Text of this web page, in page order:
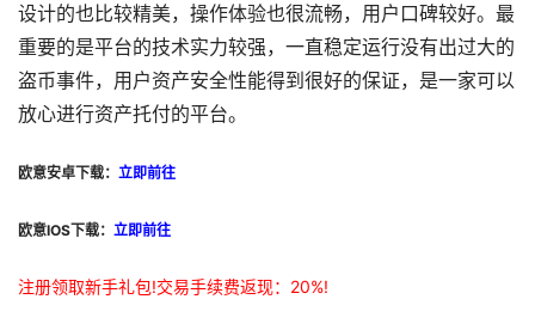
设计的也比较精美，操作体验也很流畅，用户口碑较好。最
重要的是平台的技术实力较强，一直稳定运行没有出过大的
盗币事件，用户资产安全性能得到很好的保证，是一家可以
放心进行资产托付的平台。
欧意安卓下载： 立即前往
欧意IOS下载： 立即前往
注册领取新手礼包!交易手续费返现：20%!